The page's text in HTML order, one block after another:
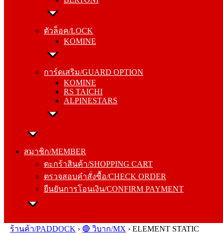
ตัวล็อค/LOCK
KOMINE
การ์ดเสริม/GUARD OPTION
KOMINE
RS TAICHI
ALPINESTARS
สมาชิก/MEMBER
ตะกร้าสินค้า/SHOPPING CART
ตรวจสอบคำสั่งซื้อ/CHECK ORDER
ยืนยันการโอนเงิน/CONFIRM PAYMENT
ตัวล็อค/LOCK
การ์ดเสริม/GUARD OPTION
RS TAICHI
ALPINESTARS
สมาชิก/MEMBER
ตรวจสอบคำสั่งซื้อ/CHECK ORDER
ยืนยันการโอนเงิน/CONFIRM PAYMENT
ร้านค้า/PADDOCK › 🔴 วิบาก/MX › ELEMENT STATIC